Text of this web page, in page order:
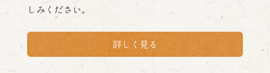
しみください。
詳しく見る